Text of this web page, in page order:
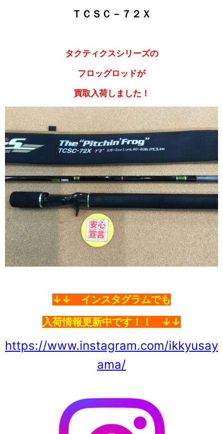
ＴＣＳＣ－７２Ｘ
タクティクスシリーズの
フロッグロッドが
買取入荷しました！
↓↓ インスタグラムでも
入荷情報更新中です！！ ↓↓
https://www.instagram.com/ikkyusay
ama/